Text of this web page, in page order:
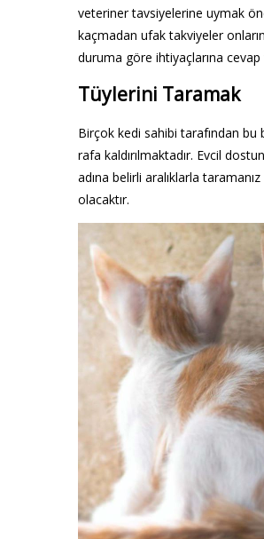
veteriner tavsiyelerine uymak
kaçmadan ufak takviyeler
duruma göre ihtiyaçlarına cevap
Tüylerini Taramak
Birçok kedi sahibi tarafından bu
rafa kaldırılmaktadır. Evcil
adına belirli aralıklarla
olacaktır.